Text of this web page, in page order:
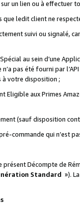
un lien ou à
ledit client ne
suivi ou signalé,
au sein d’une
pas été fourni par
à votre disposition ;
aux Primes
(sauf disposition
commande qui n’est
Décompte de
Standard »).